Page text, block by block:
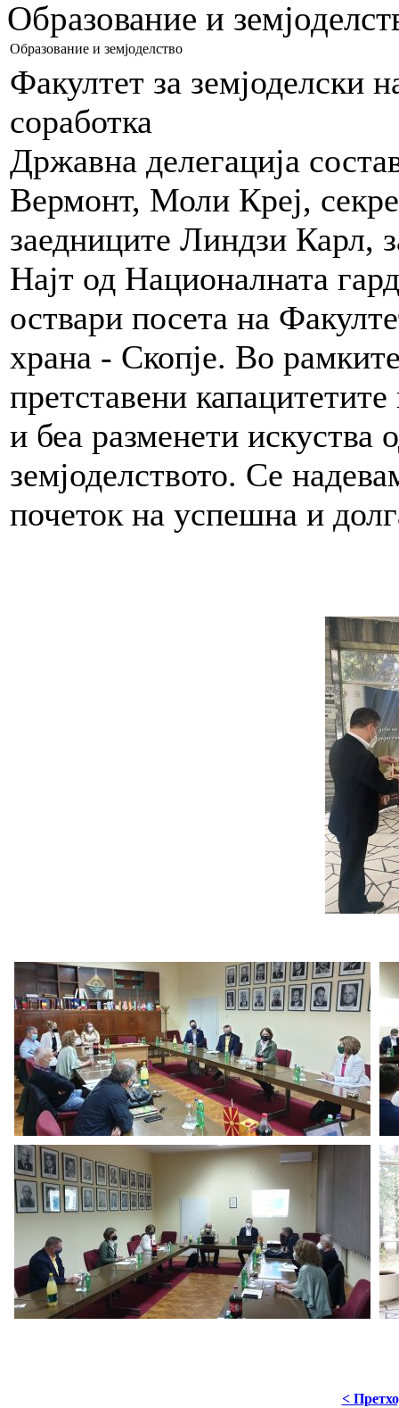
Образование и
Образование и земјоделство
Факултет за земјоделски
соработка
Државна делегација
Вермонт, Моли Креј,
заедниците Линдзи Карл,
Најт од Националната
оствари посета на
храна - Скопје. Во
претставени
и беа разменети искуства
земјоделството. Се
почеток на успешна и
<